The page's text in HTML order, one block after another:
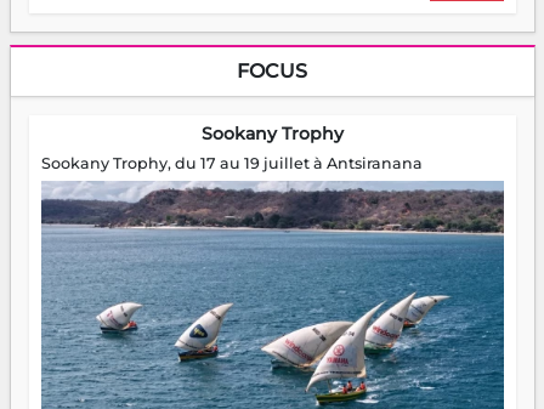
FOCUS
Sookany Trophy
Sookany Trophy, du 17 au 19 juillet à Antsiranana